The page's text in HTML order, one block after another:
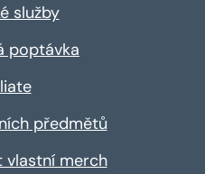
služby
poptávka
předmětů
vlastní merch